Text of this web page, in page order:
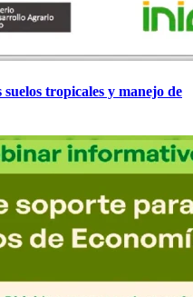
tropicales y manejo de